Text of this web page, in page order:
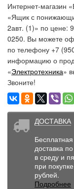
Интернет-магазин
«Ящик с
2авт. (1)» по цене:
0250. Вы можете
по телефону +7
информацию о
«Электротехника»
Звоните!
ДОСТАВКА
Бесплатная
доставка
в среду и
при
рублей.
Подробнее